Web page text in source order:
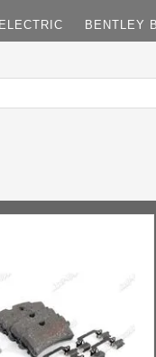
BENTLEY